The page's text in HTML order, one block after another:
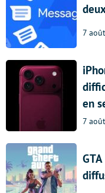
7
en
7